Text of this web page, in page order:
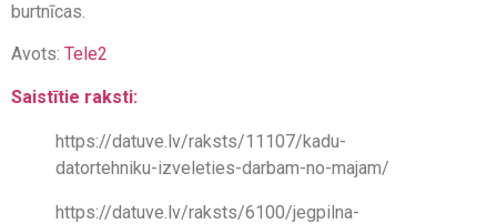
burtnīcas.
Avots: Tele2
Saistītie raksti:
https://datuve.lv/raksts/11107/kadu-
datortehniku-izveleties-darbam-no-majam/
https://datuve.lv/raksts/6100/jegpilna-